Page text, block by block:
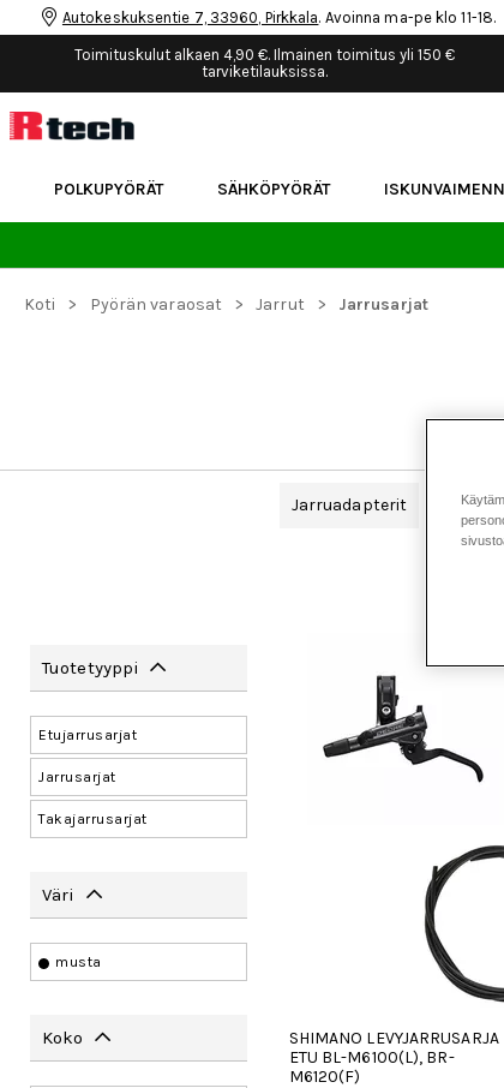
Autokeskuksentie 7, 33960, Pirkkala. Avoinna ma-pe klo 11-18.
Toimituskulut alkaen 4,90 €. Ilmainen toimitus yli 150 €
tarviketilauksissa.
POLKUPYÖRÄT SÄHKÖPYÖRÄT
Koti > Pyörän varaosat > Jarrut > Jarrusarjat
Jarruadapterit
Tuotetyyppi
Etujarrusarjat
Jarrusarjat
Takajarrusarjat
Väri
musta
Koko
SHIMANO LEVYJARRUSARJA
ETU BL-M6100(L), BR-
M6120(F)